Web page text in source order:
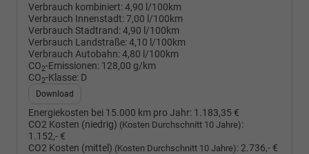
Verbrauch kombiniert:4,90 l/100km
Verbrauch Innenstadt:7,00 l/100km
Verbrauch Stadtrand:4,90 l/100km
Verbrauch Landstraße:4,10 l/100km
Verbrauch Autobahn:4,80 l/100km
CO2-Emissionen: 128,00 g/km
CO2-Klasse: D
Download
Energiekosten bei 15.000 km pro Jahr: 1.183,35 €
CO2 Kosten (niedrig) (Kosten Durchschnitt 10 Jahre):
1.152,- €
CO2 Kosten (mittel) (Kosten Durchschnitt 10 Jahre): 2.736,- €